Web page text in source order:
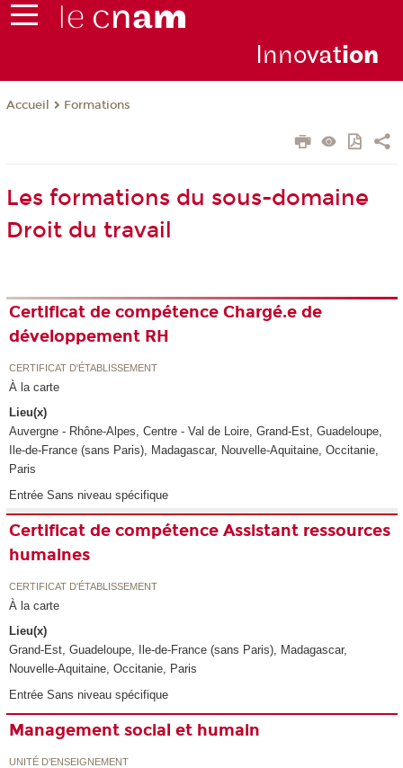
Innovation
Accueil Formations
Les formations du sous-domaine
Droit du travail
Certificat de compétence Chargé.e de
développement RH
CERTIFICAT D'ÉTABLISSEMENT
À la carte
Lieu(x)
Auvergne - Rhône-Alpes, Centre - Val de Loire, Grand-Est, Guadeloupe,
Ile-de-France (sans Paris), Madagascar, Nouvelle-Aquitaine, Occitanie,
Paris
Entrée Sans niveau spécifique
Certificat de compétence Assistant ressources
humaines
CERTIFICAT D'ÉTABLISSEMENT
À la carte
Lieu(x)
Grand-Est, Guadeloupe, Ile-de-France (sans Paris), Madagascar,
Nouvelle-Aquitaine, Occitanie, Paris
Entrée Sans niveau spécifique
Management social et humain
UNITÉ D’ENSEIGNEMENT